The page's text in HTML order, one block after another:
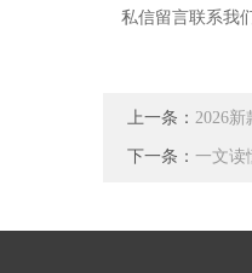
私信留言 联系我
上一条： 2026新
下一条： 一文读